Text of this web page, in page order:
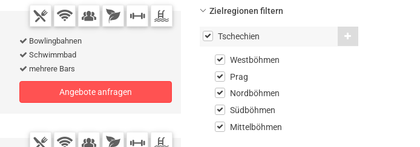
Bowlingbahnen
Schwimmbad
mehrere Bars
Angebote anfragen
Zielregionen filtern
Tschechien
Westböhmen
Prag
Nordböhmen
Südböhmen
Mittelböhmen